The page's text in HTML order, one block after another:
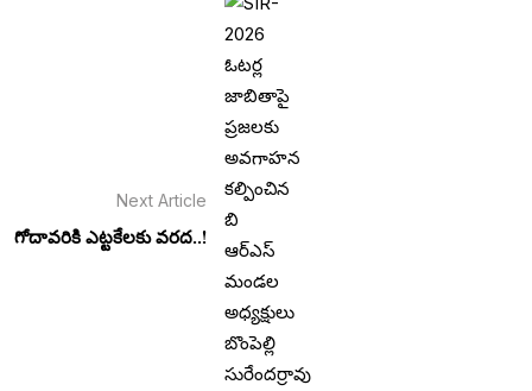
Next Article
గోదావరికి ఎట్టకేలకు వరద..!